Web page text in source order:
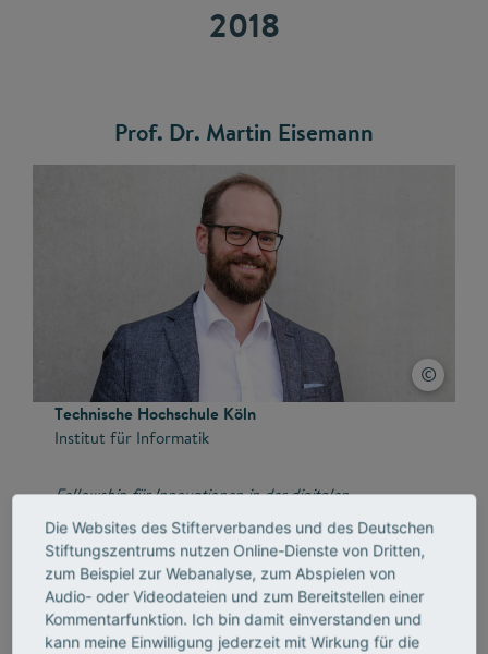
2018
Prof. Dr. Martin Eisemann
Technische Hochschule Köln
Institut für Informatik
Fellowship für Innovationen in der digitalen
Hochschullehre
Projekt:
Augmented Reality Campus
Die Websites des Stifterverbandes und des Deutschen
Stiftungszentrums nutzen Online-Dienste von Dritten,
zum Beispiel zur Webanalyse, zum Abspielen von
Audio- oder Videodateien und zum Bereitstellen einer
Kommentarfunktion. Ich bin damit einverstanden und
kann meine Einwilligung jederzeit mit Wirkung für die